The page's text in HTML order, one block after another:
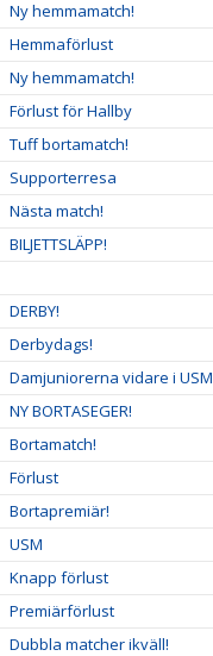
Ny hemmamatch!
Hemmaförlust
Ny hemmamatch!
Förlust för Hallby
Tuff bortamatch!
Supporterresa
Nästa match!
BILJETTSLÄPP!
DERBY!
Derbydags!
Damjuniorerna vidare i USM
NY BORTASEGER!
Bortamatch!
Förlust
Bortapremiär!
USM
Knapp förlust
Premiärförlust
Dubbla matcher ikväll!